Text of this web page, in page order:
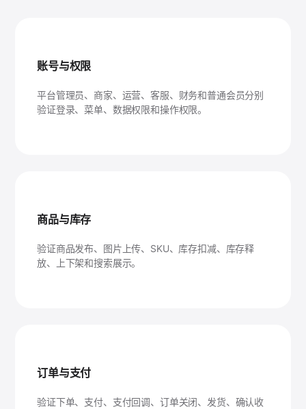
账号与权限
平台管理员、商家、运营、客服、财务和普通会员分别
验证登录、菜单、数据权限和操作权限。
商品与库存
验证商品发布、图片上传、SKU、库存扣减、库存释
放、上下架和搜索展示。
订单与支付
验证下单、支付、支付回调、订单关闭、发货、确认收